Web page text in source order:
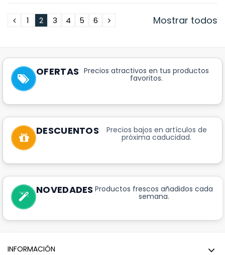
Mostrar todos
1 2 3 4 5 6
OFERTAS Precios atractivos en tus productos
favoritos.
DESCUENTOS Precios bajos en artículos de
próxima caducidad.
NOVEDADES Productos frescos añadidos cada
semana.
INFORMACIÓN